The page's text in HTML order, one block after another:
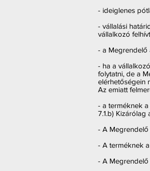
- ideiglenes
- vállalási
vállalkozó
- a Megrendelő
- ha a
folytatni, de a
elérhetőségein
Az emiatt
- a terméknek
7.1.b)
- A
- A terméknek
- A